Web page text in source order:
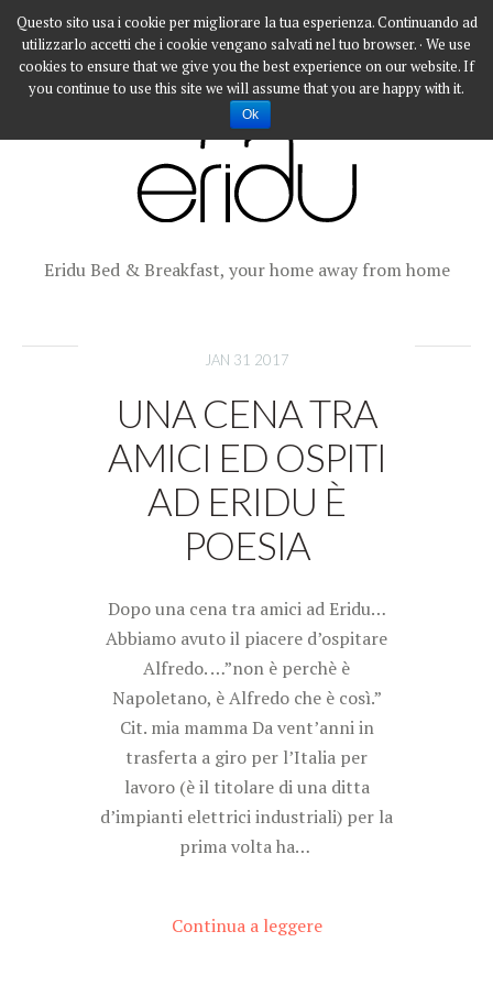
Eridu Bed & Breakfast, your home away from home
JAN 31 2017
UNA CENA TRA
AMICI ED OSPITI
AD ERIDU È
POESIA
Dopo una cena tra amici ad Eridu…
Abbiamo avuto il piacere d’ospitare
Alfredo. …”non è perchè è
Napoletano, è Alfredo che è così.”
Cit. mia mamma Da vent’anni in
trasferta a giro per l’Italia per
lavoro (è il titolare di una ditta
d’impianti elettrici industriali) per la
prima volta ha…
Continua a leggere
Questo sito usa i cookie per migliorare la tua esperienza. Continuando ad
utilizzarlo accetti che i cookie vengano salvati nel tuo browser. · We use
cookies to ensure that we give you the best experience on our website. If
you continue to use this site we will assume that you are happy with it.
Ok